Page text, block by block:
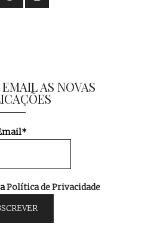
AS NOVAS
Política de Privacidade